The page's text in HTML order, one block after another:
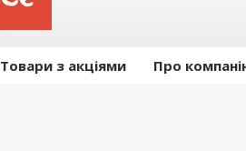
Товари з акціями Про